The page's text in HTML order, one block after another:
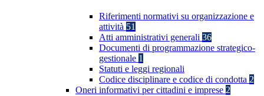
Riferimenti normativi su organizzazione e
attività 51
Atti amministrativi generali 36
Documenti di programmazione strategico-
gestionale 1
Statuti e leggi regionali
Codice disciplinare e codice di condotta 2
Oneri informativi per cittadini e imprese 2